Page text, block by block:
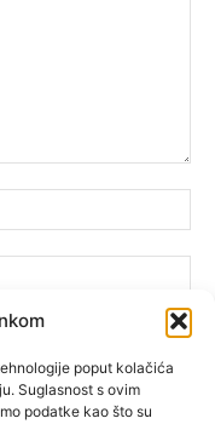
poput kolačića
Suglasnost s ovim
podatke kao što su
u ovom